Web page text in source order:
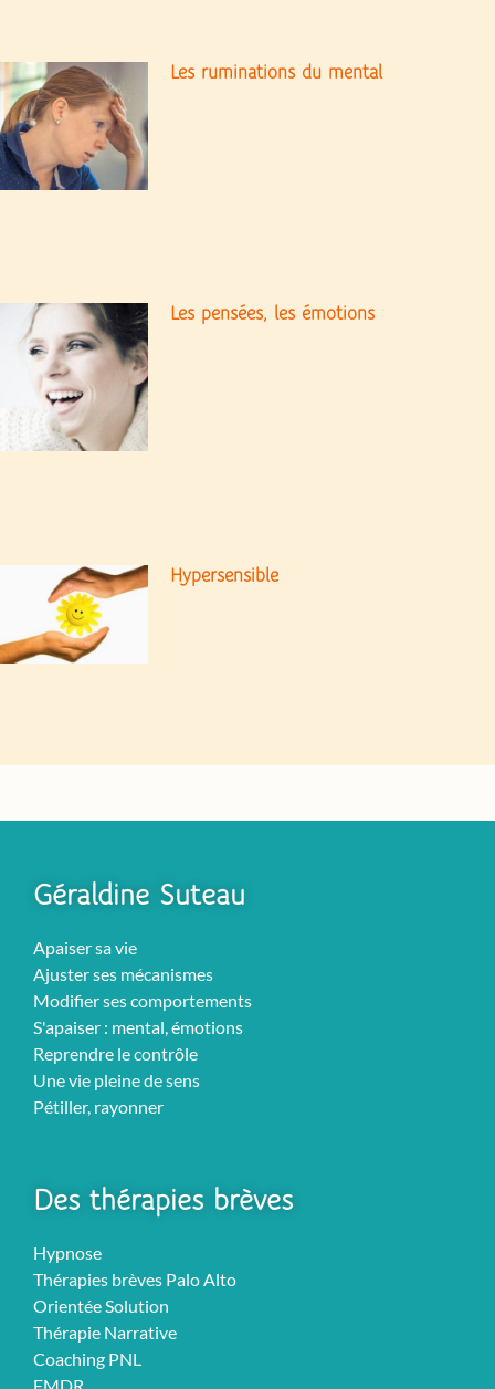
Les ruminations du mental
Les pensées, les émotions
Hypersensible
Géraldine Suteau
Apaiser sa vie
Ajuster ses mécanismes
Modifier ses comportements
S'apaiser : mental, émotions
Reprendre le contrôle
Une vie pleine de sens
Pétiller, rayonner
Des thérapies brèves
Hypnose
Thérapies brèves Palo Alto
Orientée Solution
Thérapie Narrative
Coaching PNL